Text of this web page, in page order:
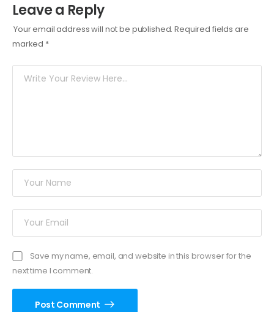
Leave a Reply
Your email address will not be published. Required fields are
marked *
Save my name, email, and website in this browser for the
next time I comment.
Post Comment